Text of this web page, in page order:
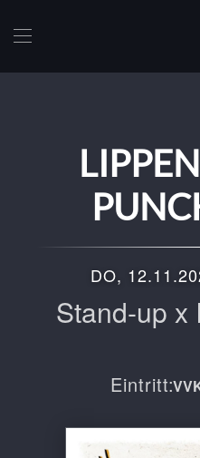
DO,
Stand-up x
Eintritt: